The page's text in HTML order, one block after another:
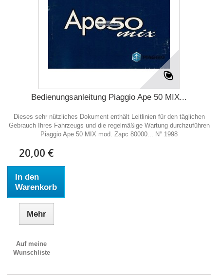
Bedienungsanleitung Piaggio Ape 50 MIX...
Dieses sehr nützliches Dokument enthält Leitlinien für den täglichen
Gebrauch Ihres Fahrzeugs und die regelmäßige Wartung durchzuführen
Piaggio Ape 50 MIX mod. Zapc 80000... N° 1998
20,00 €
In den
Warenkorb
Mehr
Auf meine
Wunschliste